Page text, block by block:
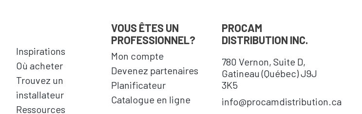
Inspirations
Où acheter
Trouvez un
installateur
Ressources
VOUS ÊTES UN
PROFESSIONNEL?
Mon compte
Devenez partenaires
Planificateur
Catalogue en ligne
PROCAM
DISTRIBUTION INC.
780 Vernon, Suite D,
Gatineau (Québec) J9J
3K5
info@procamdistribution.ca